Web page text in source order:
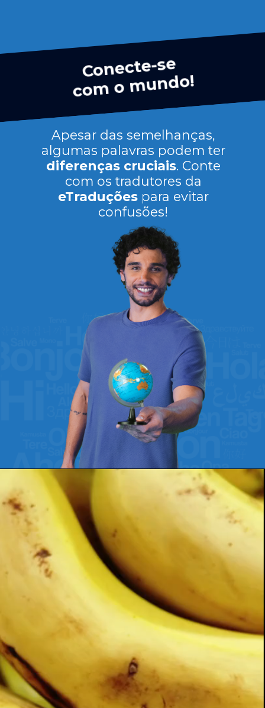
Apesar das semelhanças,
algumas palavras podem ter
diferenças cruciais. Conte
com os tradutores da
eTraduções para evitar
confusões!
Conecte-se
com o mundo!
Opening https://www.etraducoes.com.br/?utm_source=WEBSTORIES&utm_campaign=PALAVRAS_COGNATAS_CONEXOES_DOS_IDIOMAS